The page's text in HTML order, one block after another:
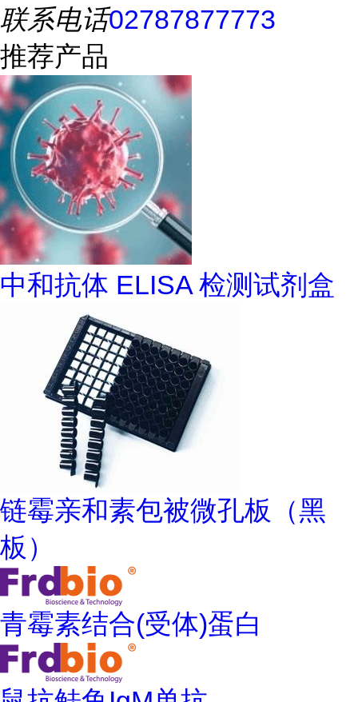
联系电话02787877773
推荐产品
中和抗体 ELISA 检测试剂盒
链霉亲和素包被微孔板（黑
板）
青霉素结合(受体)蛋白